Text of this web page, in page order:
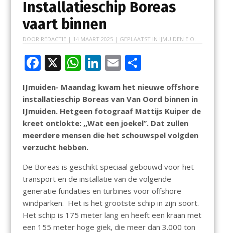
Installatieschip Boreas
vaart binnen
DOOR REDACTIE | 14 MAART 2025| GEPLAATST IN IJMUIDEN E.O.
F
ac
e
b
o
o
X W
h
at
s
A
p
p
Li
k
e
dI
n
E
m
ai
l
D
el
e
n
IJmuiden- Maandag kwam het nieuwe offshore
installatieschip Boreas van Van Oord binnen in
IJmuiden. Hetgeen fotograaf Mattijs Kuiper de
kreet ontlokte: ,,Wat een joekel’’. Dat zullen
meerdere mensen die het schouwspel volgden
verzucht hebben.
De Boreas is geschikt speciaal gebouwd voor het
transport en de installatie van de volgende
generatie fundaties en turbines voor offshore
windparken. Het is het grootste schip in zijn soort.
Het schip is 175 meter lang en heeft een kraan met
een 155 meter hoge giek, die meer dan 3.000 ton